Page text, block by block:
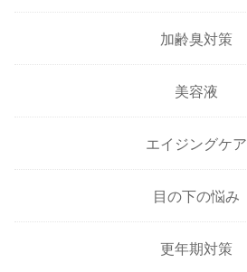
加齢臭対策
美容液
エイジングケア
目の下の悩み
更年期対策